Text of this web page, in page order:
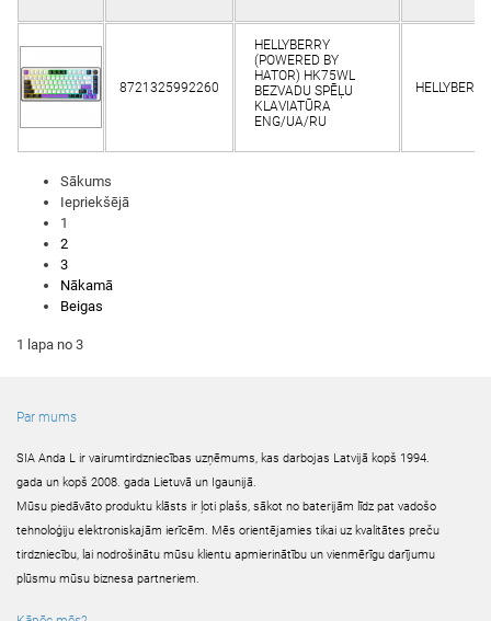
8721325992260
HELLYBERRY
(POWERED BY
HATOR) HK75WL
BEZVADU SPĒĻU
KLAVIATŪRA
ENG/UA/RU
HELLYBERRY
Sākums
Iepriekšējā
1
2
3
Nākamā
Beigas
1 lapa no 3
Par mums
SIA Anda L ir vairumtirdzniecības uzņēmums, kas darbojas Latvijā kopš 1994.
gada un kopš 2008. gada Lietuvā un Igaunijā.
Mūsu piedāvāto produktu klāsts ir ļoti plašs, sākot no baterijām līdz pat vadošo
tehnoloģiju elektroniskajām ierīcēm. Mēs orientējamies tikai uz kvalitātes preču
tirdzniecību, lai nodrošinātu mūsu klientu apmierinātību un vienmērīgu darījumu
plūsmu mūsu biznesa partneriem.